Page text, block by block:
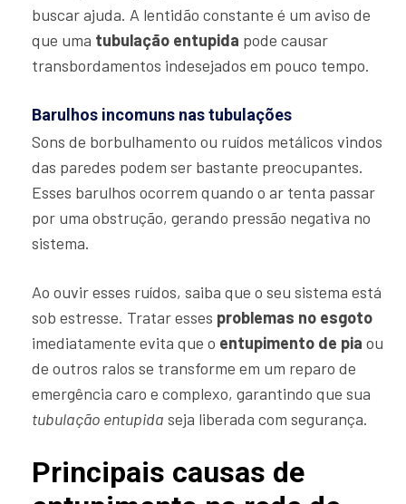
buscar ajuda. A lentidão constante é um aviso de
que uma tubulação entupida pode causar
transbordamentos indesejados em pouco tempo.
Barulhos incomuns nas tubulações
Sons de borbulhamento ou ruídos metálicos vindos
das paredes podem ser bastante preocupantes.
Esses barulhos ocorrem quando o ar tenta passar
por uma obstrução, gerando pressão negativa no
sistema.
Ao ouvir esses ruídos, saiba que o seu sistema está
sob estresse. Tratar esses problemas no esgoto
imediatamente evita que o entupimento de pia ou
de outros ralos se transforme em um reparo de
emergência caro e complexo, garantindo que sua
tubulação entupida seja liberada com segurança.
Principais causas de